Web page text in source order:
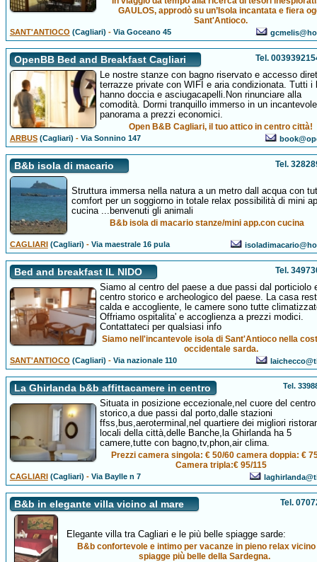
GAULOS, approdò su un’Isola incantata e fiera
Sant'Antioco.
SANT'ANTIOCO (Cagliari) -Via Goceano 45
OpenBB Bed and Breakfast Cagliari Tel.
Le nostre stanze con bagno riservato e accesso
terrazze private con WIFI e aria condizionata. Tutti i
hanno doccia e asciugacapelli.Non rinunciare alla
comodità. Dormi tranquillo immerso in un incantevole
panorama a prezzi economici.
Open B&B Cagliari, il tuo attico in centro città!
ARBUS(Cagliari) -Via Sonnino 147
B&b isola di macario Tel.
Struttura immersa nella natura a un metro dall acqua con
comfort per un soggiorno in totale relax possibilità di mini
cucina ...benvenuti gli animali
B&b isola di macario stanze/mini app.con cucina
CAGLIARI(Cagliari) -Via maestrale 16 pula
Bed and breakfast IL NIDO Tel.
Siamo al centro del paese a due passi dal porticiolo
centro storico e archeologico del paese. La casa
calda e accogliente, le camere sono tutte
Offriamo ospitalita' e accoglienza a prezzi modici.
Contattateci per qualsiasi info
Siamo nell'incantevole isola di Sant'Antioco nella
occidentale sarda.
SANT'ANTIOCO (Cagliari) -Via nazionale 110
La Ghirlanda b&b affittacamere in centro Tel.
Situata in posizione eccezionale,nel cuore del centro
storico,a due passi dal porto,dalle stazioni
ffss,bus,aeroterminal,nel quartiere dei migliori
locali della città,delle Banche,la Ghirlanda ha 5
camere,tutte con bagno,tv,phon,air clima.
Prezzi camera singola: € 50/60 camera doppia: €
Camera tripla:€ 95/115
CAGLIARI(Cagliari) -Via Baylle n 7
B&b in elegante villa vicino al mare Tel.
Elegante villa tra Cagliari e le più belle spiagge sarde:
B&b confortevole e intimo per vacanze in pieno relax vicino
spiagge più belle della Sardegna.